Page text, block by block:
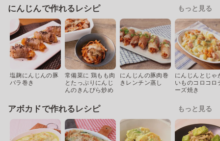
にんじんで作れるレシピ もっと見る
塩麹にんじんの豚
バラ巻き
常備菜に 鶏もも肉
とたっぷりにんじ
んのきんぴら炒め
にんじんの豚肉巻
きレンチン蒸し
にんじんとじゃ
いものコロコロ
ーズ焼き
アボカドで作れるレシピ もっと見る